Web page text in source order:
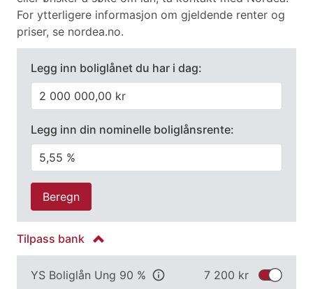
For ytterligere informasjon om gjeldende renter og
priser, se nordea.no.
Legg inn boliglånet du har i dag:
Legg inn din nominelle boliglånsrente:
Beregn
Tilpass bank
YS Boliglån Ung 90 % info
7 200 kr